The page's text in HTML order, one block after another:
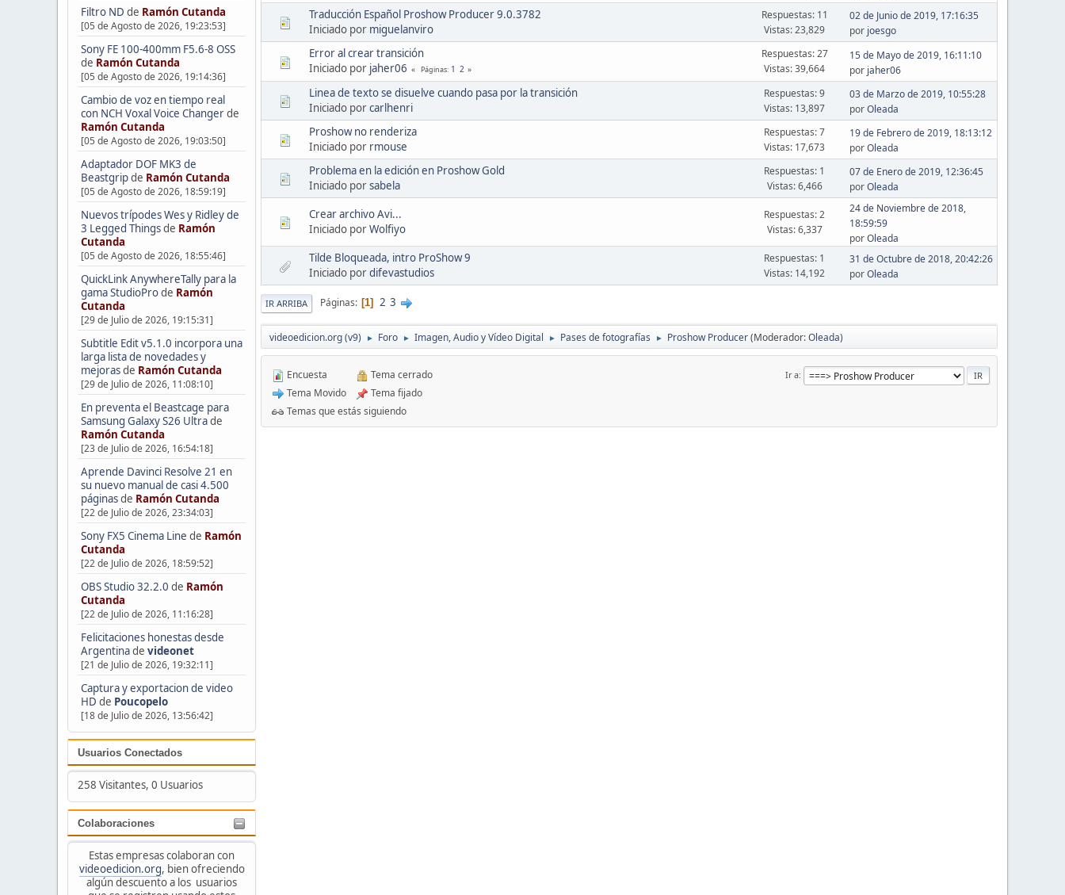
Filtro ND de Ramón Cutanda
[05 de Agosto de 2026, 19:23:53]
Sony FE 100-400mm F5.6-8 OSS
de Ramón Cutanda
[05 de Agosto de 2026, 19:14:36]
Cambio de voz en tiempo real
con NCH Voxal Voice Changerde
Ramón Cutanda
[05 de Agosto de 2026, 19:03:50]
Adaptador DOF MK3 de
Beastgripde Ramón Cutanda
[05 de Agosto de 2026, 18:59:19]
Nuevos trípodes Wes y Ridley de
3 Legged Thingsde Ramón
Cutanda
[05 de Agosto de 2026, 18:55:46]
QuickLink AnywhereTally para la
gama StudioProde Ramón
Cutanda
[29 de Julio de 2026, 19:15:31]
Subtitle Edit v5.1.0 incorpora una
larga lista de novedades y
mejorasde Ramón Cutanda
[29 de Julio de 2026, 11:08:10]
En preventa el Beastcage para
Samsung Galaxy S26 Ultrade
Ramón Cutanda
[23 de Julio de 2026, 16:54:18]
Aprende Davinci Resolve 21 en
su nuevo manual de casi 4.500
páginasde Ramón Cutanda
[22 de Julio de 2026, 23:34:03]
Sony FX5 Cinema Line de Ramón
Cutanda
[22 de Julio de 2026, 18:59:52]
OBS Studio 32.2.0 de Ramón
Cutanda
[22 de Julio de 2026, 11:16:28]
Felicitaciones honestas desde
Argentinade videonet
[21 de Julio de 2026, 19:32:11]
Captura y exportacion de video
HD de Poucopelo
[18 de Julio de 2026, 13:56:42]
Usuarios Conectados
258 Visitantes, 0 Usuarios
Colaboraciones
Estas empresas colaboran con
videoedicion.org, bien ofreciendo
algún descuento a los usuarios
Traducción Español Proshow Producer 9.0.3782
Iniciado por miguelanviro
Respuestas: 11
Vistas: 23,829
02 de Junio de 2019, 17:16:35
por joesgo
Error al crear transición
Iniciado por jaher06 Páginas 1 2
Respuestas: 27
Vistas: 39,664
15 de Mayo de 2019, 16:11:10
por jaher06
Linea de texto se disuelve cuando pasa por la transición
Iniciado porcarlhenri
Respuestas: 9
Vistas: 13,897
03 de Marzo de 2019, 10:55:28
porOleada
Proshow no renderiza
Iniciado por rmouse
Respuestas: 7
Vistas: 17,673
19 de Febrero de 2019, 18:13:12
porOleada
Problema en la edición en Proshow Gold
Iniciado porsabela
Respuestas: 1
Vistas: 6,466
07 de Enero de 2019, 12:36:45
porOleada
Crear archivo Avi...
Iniciado porWolfiyo
Respuestas: 2
Vistas: 6,337
24 de Noviembre de 2018,
18:59:59
porOleada
Tilde Bloqueada, intro ProShow 9
Iniciado pordifevastudios
Respuestas: 1
Vistas: 14,192
31 de Octubre de 2018, 20:42:26
porOleada
IR ARRIBA Páginas 1 2 3
videoedicion.org (v9) ► Foro ► Imagen, Audio y Vídeo Digital ► Pases de fotografías ► Proshow Producer(Moderador:Oleada)
Ir a
Encuesta
Tema Movido
Tema cerrado
Tema fijado
Temas que estás siguiendo